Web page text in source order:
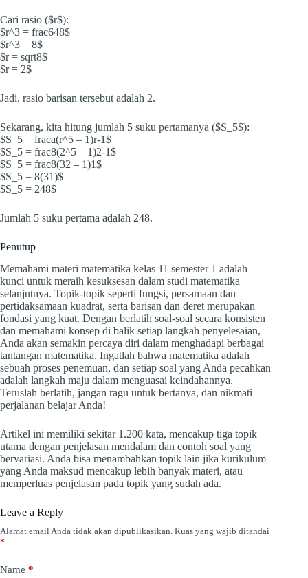
Cari rasio ($r$):
$r^3 = frac648$
$r^3 = 8$
$r = sqrt8$
$r = 2$
Jadi, rasio barisan tersebut adalah 2.
Sekarang, kita hitung jumlah 5 suku pertamanya ($S_5$):
$S_5 = fraca(r^5 – 1)r-1$
$S_5 = frac8(2^5 – 1)2-1$
$S_5 = frac8(32 – 1)1$
$S_5 = 8(31)$
$S_5 = 248$
Jumlah 5 suku pertama adalah 248.
Penutup
Memahami materi matematika kelas 11 semester 1 adalah
kunci untuk meraih kesuksesan dalam studi matematika
selanjutnya. Topik-topik seperti fungsi, persamaan dan
pertidaksamaan kuadrat, serta barisan dan deret merupakan
fondasi yang kuat. Dengan berlatih soal-soal secara konsisten
dan memahami konsep di balik setiap langkah penyelesaian,
Anda akan semakin percaya diri dalam menghadapi berbagai
tantangan matematika. Ingatlah bahwa matematika adalah
sebuah proses penemuan, dan setiap soal yang Anda pecahkan
adalah langkah maju dalam menguasai keindahannya.
Teruslah berlatih, jangan ragu untuk bertanya, dan nikmati
perjalanan belajar Anda!
Artikel ini memiliki sekitar 1.200 kata, mencakup tiga topik
utama dengan penjelasan mendalam dan contoh soal yang
bervariasi. Anda bisa menambahkan topik lain jika kurikulum
yang Anda maksud mencakup lebih banyak materi, atau
memperluas penjelasan pada topik yang sudah ada.
Leave a Reply
Alamat email Anda tidak akan dipublikasikan. Ruas yang wajib ditandai
*
Name *